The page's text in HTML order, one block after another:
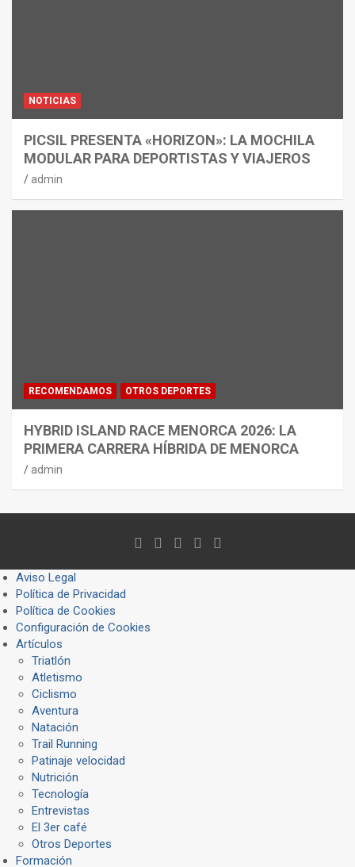
NOTICIAS
PICSIL PRESENTA «HORIZON»: LA MOCHILA
MODULAR PARA DEPORTISTAS Y VIAJEROS
admin
RECOMENDAMOS OTROS DEPORTES
HYBRID ISLAND RACE MENORCA 2026: LA
PRIMERA CARRERA HÍBRIDA DE MENORCA
admin
Aviso Legal
Política de Privacidad
Política de Cookies
Configuración de Cookies
Artículos
Triatlón
Atletismo
Ciclismo
Aventura
Natación
Trail Running
Patinaje velocidad
Nutrición
Tecnología
Entrevistas
El 3er café
Otros Deportes
Formación